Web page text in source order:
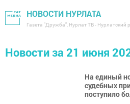
НОВОСТИ НУРЛАТА
Газета "Дружба", Нурлат ТВ - Нурлатский
Новости за 21 июня
На единый
судебных
поступило